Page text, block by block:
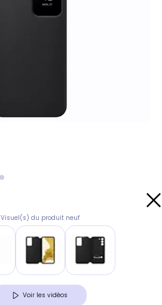
Visuel(s) du produit neuf
Voir les vidéos